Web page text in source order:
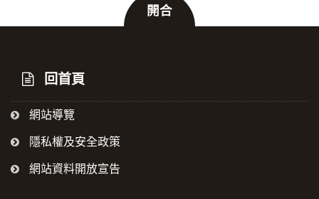
開合
回首頁
網站導覽
隱私權及安全政策
網站資料開放宣告